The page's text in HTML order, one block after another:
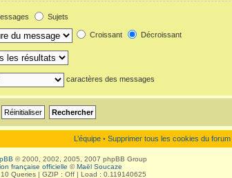
Sujets
Croissant Décroissant
caractères des messages
L’équipe • Supprimer tous les cookies du forum
© 2000, 2002, 2005, 2007 phpBB Group
française officielle ©Maël Soucaze
Queries | GZIP : Off | Load : 0.119140625